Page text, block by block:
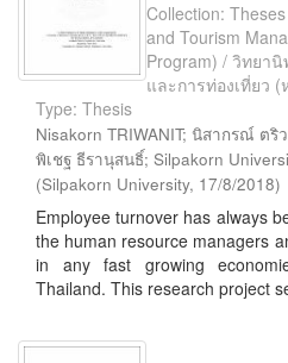
Collection:
and Tourism
Program) / วิทยา
และการท่องเที่ยว
Type: Thesis
Nisakorn TRIWANIT; นิสากรณ์ ต
พิเชฐ ธีรานุสนธิ์; Silpakorn
(Silpakorn University, 17/8/2018)
Employee turnover has always
the human resource managers
in any fast growing
Thailand. This research project